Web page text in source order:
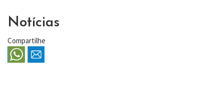
Notícias
Compartilhe